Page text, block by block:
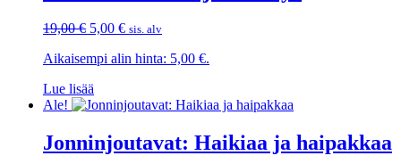
19,00€ Alkuperäinen
oli:
5,00 €Nykyinen
on:
sis. alv
Aikaisempi alin hinta: 5,00 €.
Lue lisää
Ale!
Jonninjoutavat: Haikiaa ja haipakkaa